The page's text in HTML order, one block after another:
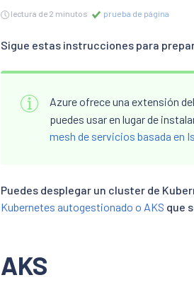
lectura de 2 minutos prueba de página
Sigue estas instrucciones para
Azure ofrece una extensión del
puedes usar en lugar de
mesh de servicios basada en
Puedes desplegar un cluster de
Kubernetes autogestionado o AKS que
AKS